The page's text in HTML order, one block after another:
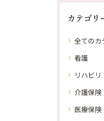
カテゴリ
全てのカ
看護
リハビリ
介護保険
医療保険